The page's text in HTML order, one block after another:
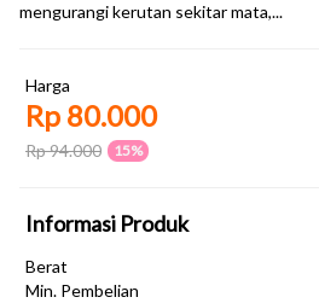
mengurangi kerutan sekitar mata,...
Harga
Rp 80.000
Rp 94.000 15%
Informasi Produk
Berat
Min. Pembelian